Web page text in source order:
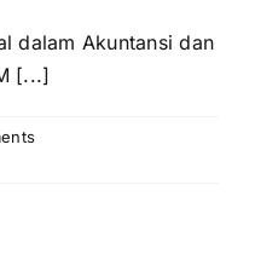
dalam Akuntansi dan
[...]